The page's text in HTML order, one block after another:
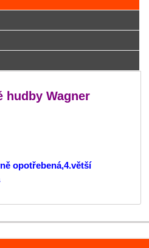
hudby Wagner
opotřebená,4.větší